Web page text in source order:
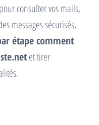
consulter vos mails,
messages sécurisés,
étape comment
et tirer